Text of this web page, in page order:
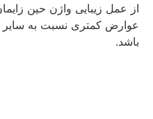
از عمل زیبایی واژن حین زایمان
عوارض کمتری نسبت به سایر
باشد.